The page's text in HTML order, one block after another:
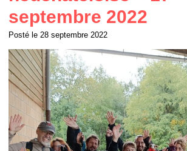
septembre 2022
Posté le 28 septembre 2022